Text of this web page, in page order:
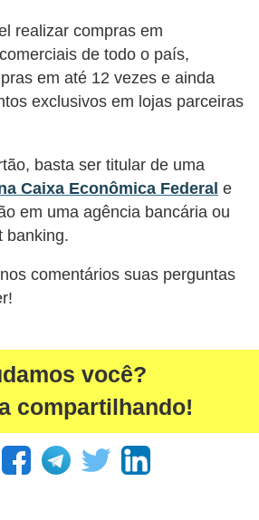
realizar compras em
de todo o país,
em até 12 vezes e ainda
exclusivos em lojas parceiras
basta ser titular de uma
Caixa Econômica Federal e
em uma agência bancária ou
banking.
comentários suas perguntas
você?
compartilhando!